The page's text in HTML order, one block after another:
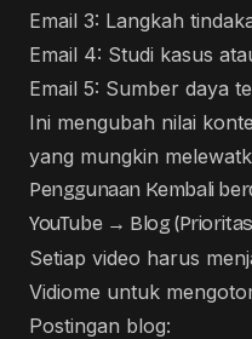
Email 3: Langkah
Email 4: Studi kasus
Email 5: Sumber daya
Ini mengubah nilai
yang mungkin
Penggunaan Kembali
YouTube → Blog
Setiap video harus
Vidiome untuk
Postingan blog: